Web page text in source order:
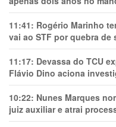
11:41: Rogério Marinho
vai ao STF por quebra de
11:17: Devassa do TCU
Flávio Dino aciona
10:22: Nunes Marques
juiz auxiliar e atrai